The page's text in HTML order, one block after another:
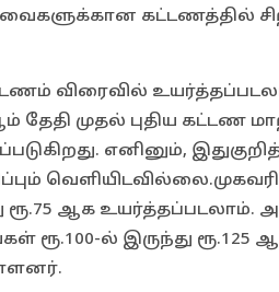
கட்டணத்தில்
விரைவில்
முதல் புதிய கட்டண
எனினும்,
ரூ.75 ஆக உயர்த்தப்படலாம்.
ரூ.100-ல் இருந்து ரூ.125